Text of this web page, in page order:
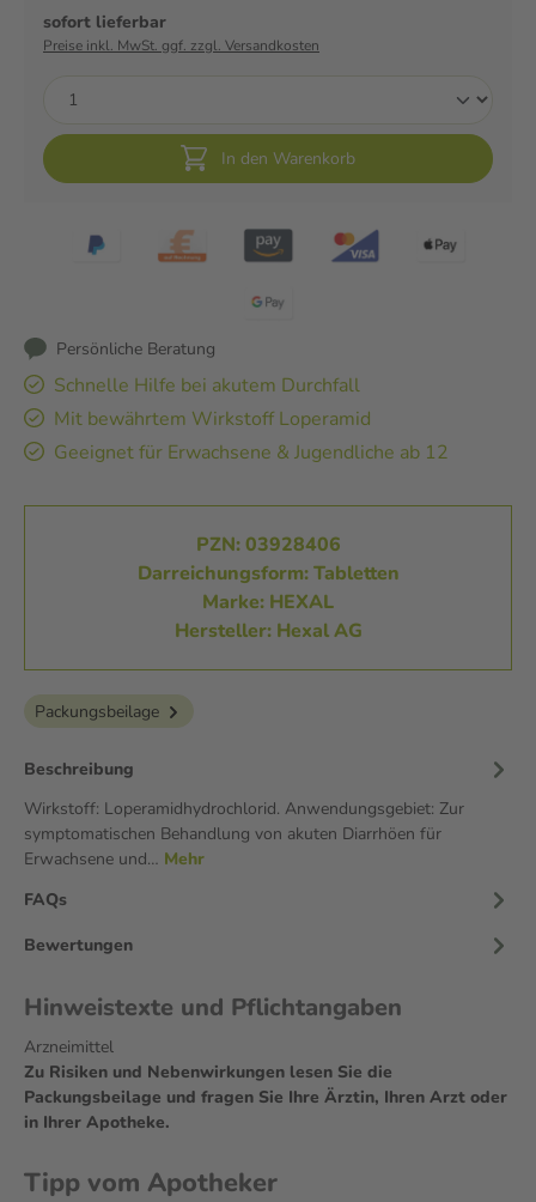
sofort lieferbar
Preise inkl. MwSt. ggf. zzgl. Versandkosten
In den Warenkorb
Persönliche Beratung
Schnelle Hilfe bei akutem Durchfall
Mit bewährtem Wirkstoff Loperamid
Geeignet für Erwachsene & Jugendliche ab 12
PZN: 03928406
Darreichungsform: Tabletten
Marke: HEXAL
Hersteller: Hexal AG
Packungsbeilage
Beschreibung
Wirkstoff: Loperamidhydrochlorid. Anwendungsgebiet: Zur
symptomatischen Behandlung von akuten Diarrhöen für
Erwachsene und… Mehr
FAQs
Bewertungen
Hinweistexte und Pflichtangaben
Arzneimittel
Zu Risiken und Nebenwirkungen lesen Sie die
Packungsbeilage und fragen Sie Ihre Ärztin, Ihren Arzt oder
in Ihrer Apotheke.
Tipp vom Apotheker